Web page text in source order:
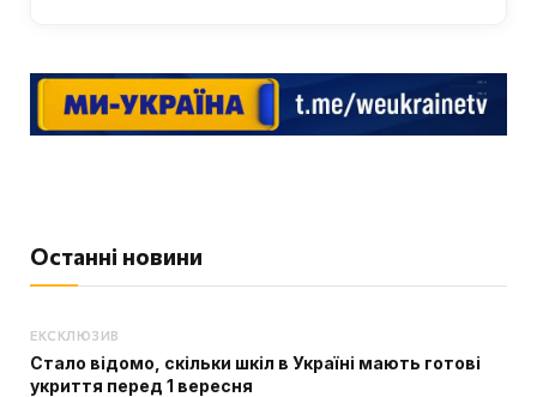
Останні новини
ЕКСКЛЮЗИВ
Стало відомо, скільки шкіл в Україні мають готові
укриття перед 1 вересня